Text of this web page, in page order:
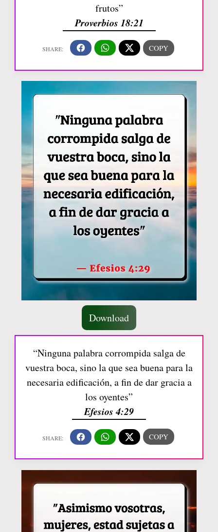
frutos”
Proverbios 18:21
Download
“Ninguna palabra corrompida salga de
vuestra boca, sino la que sea buena para la
necesaria edificación, a fin de dar gracia a
los oyentes”
Efesios 4:29